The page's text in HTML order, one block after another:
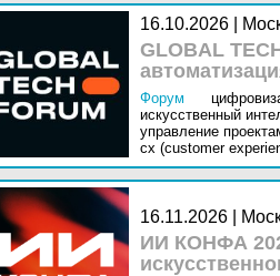
16.10.2026 |
GLOBAL
Форум
искусственный
управление
cx (customer
16.11.2026 |
ИИ КОНФА